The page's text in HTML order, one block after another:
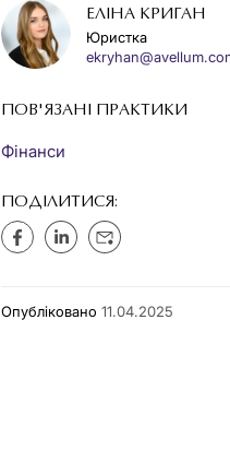
ЕЛІНА КРИГАН
Юристка
ПОВ'ЯЗАНІ ПРАКТИКИ
Фінанси
ПОДІЛИТИСЯ:
Опубліковано 11.04.2025